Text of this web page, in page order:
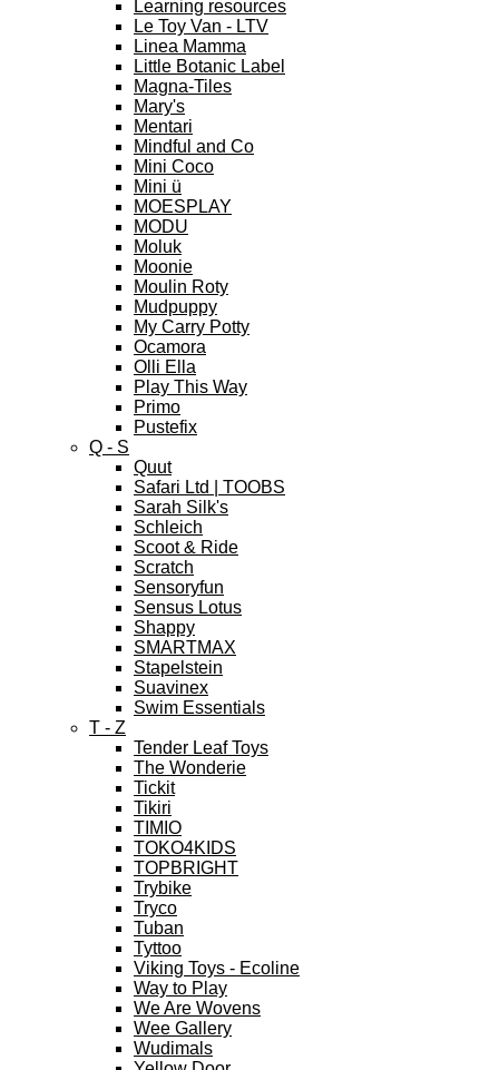
Learning resources
Le Toy Van - LTV
Linea Mamma
Little Botanic Label
Magna-Tiles
Mary's
Mentari
Mindful and Co
Mini Coco
Mini ü
MOESPLAY
MODU
Moluk
Moonie
Moulin Roty
Mudpuppy
My Carry Potty
Ocamora
Olli Ella
Play This Way
Primo
Pustefix
Q - S
Quut
Safari Ltd | TOOBS
Sarah Silk's
Schleich
Scoot & Ride
Scratch
Sensoryfun
Sensus Lotus
Shappy
SMARTMAX
Stapelstein
Suavinex
Swim Essentials
T - Z
Tender Leaf Toys
The Wonderie
Tickit
Tikiri
TIMIO
TOKO4KIDS
TOPBRIGHT
Trybike
Tryco
Tuban
Tyttoo
Viking Toys - Ecoline
Way to Play
We Are Wovens
Wee Gallery
Wudimals